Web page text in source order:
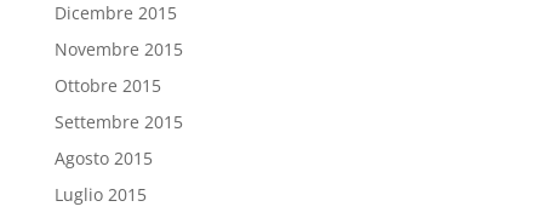
Dicembre 2015
Novembre 2015
Ottobre 2015
Settembre 2015
Agosto 2015
Luglio 2015